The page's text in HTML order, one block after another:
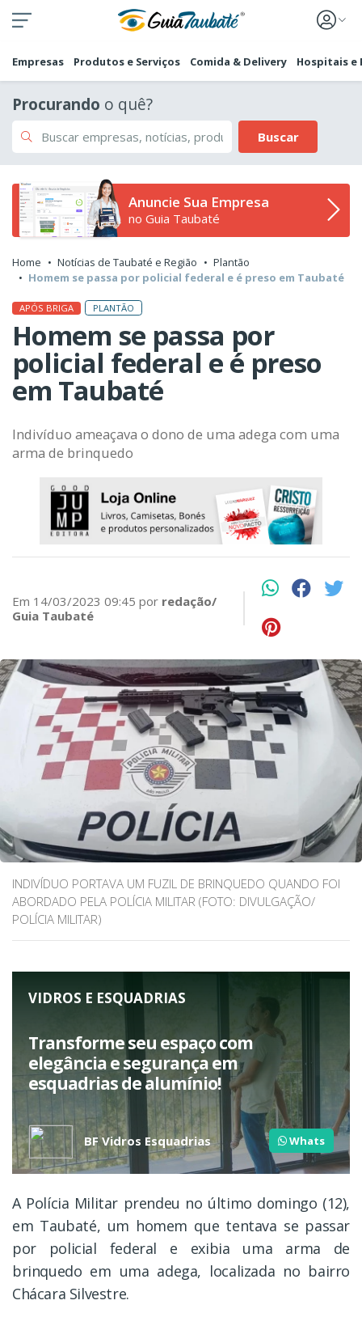
Empresas Produtos e Serviços Comida & Delivery Hospitais e
Procurando o quê?
Buscar
Anuncie Sua Empresa
no Guia Taubaté
Home Notícias de Taubaté e Região
Plantão
Homem se passa por policial federal e é preso em Taubaté
APÓS BRIGA PLANTÃO
Homem se passa por
policial federal e é preso
em Taubaté
Indivíduo ameaçava o dono de uma adega com uma
arma de brinquedo
Em 14/03/2023 09:45 por redação/
Guia Taubaté
INDIVÍDUO PORTAVA UM FUZIL DE BRINQUEDO QUANDO FOI
ABORDADO PELA POLÍCIA MILITAR (FOTO: DIVULGAÇÃO/
POLÍCIA MILITAR)
VIDROS E ESQUADRIAS
Transforme seu espaço com
elegância e segurança em
esquadrias de alumínio!
BF Vidros Esquadrias Whats
A Polícia Militar prendeu no último domingo (12),
em Taubaté, um homem que tentava se passar
por policial federal e exibia uma arma de
brinquedo em uma adega, localizada no bairro
Chácara Silvestre.